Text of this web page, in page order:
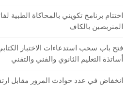
اختتام برنامج تكويني بالمحاكاة الطبية
المتربصين بالكاف
فتح باب سحب استدعاءات الاختبار
أساتذة التعليم الثانوي والفني والتقني
انخفاض في عدد حوادث المرور مقابل